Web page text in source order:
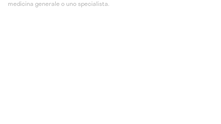
medicina generale o uno specialista.